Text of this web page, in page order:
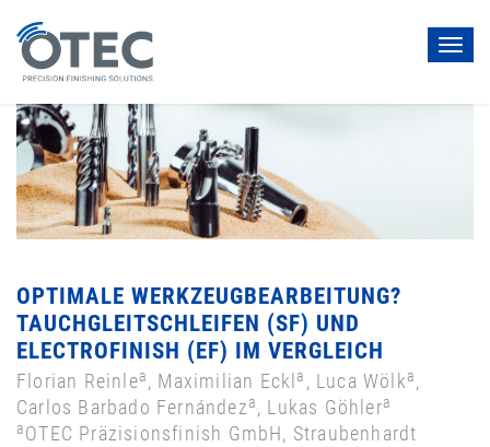
OPTIMALE WERKZEUGBEARBEITUNG?
TAUCHGLEITSCHLEIFEN (SF) UND
ELECTROFINISH (EF) IM VERGLEICH
Florian Reinlea, Maximilian Eckla , Luca Wölka,
Carlos Barbado Fernándeza, Lukas Göhlera
aOTEC Präzisionsfinish GmbH, Straubenhardt